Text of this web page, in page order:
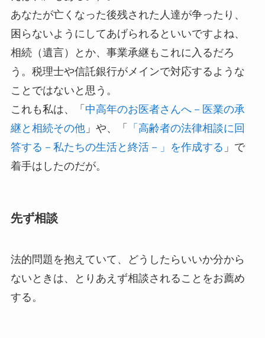
あなたが亡くなった後残された人達が争ったり、
困らないようにしてあげられるといいですよね、
相続（遺言）とか、事業承継もこれに入るだろ
う。税理士や信託銀行がメインで対応するような
ことではないと思う。
これも私は、「 中高年のお医者さんへ－医業の承
継と相続その他」や、「
「高齢者の法律相談に回
答する－私たちの生活と終活－」を作成する 」で
着手はしたのだが。
先ず相談
法的問題を抱えていて、どうしたらいいか分から
ないときは、とりあえず相談されることをお薦め
する。